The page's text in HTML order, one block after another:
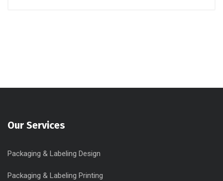
Our Services
Packaging & Labeling Design
Packaging & Labeling Printing